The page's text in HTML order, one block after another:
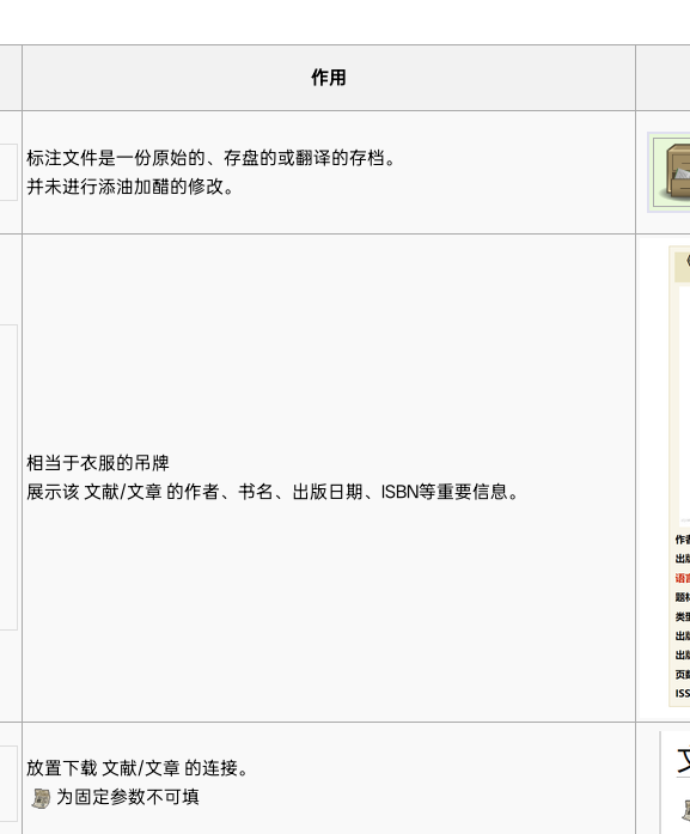
作用
标注文件是一份原始的、存盘的或翻译的存档。
并未进行添油加醋的修改。
相当于衣服的吊牌
展示该 文献/文章 的作者、书名、出版日期、ISBN等重要信息。
放置下载 文献/文章 的连接。
为固定参数不可填